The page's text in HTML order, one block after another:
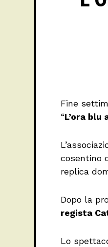
Fine
“L’ora blu
cosentino
replica
Dopo la
regista
Lo